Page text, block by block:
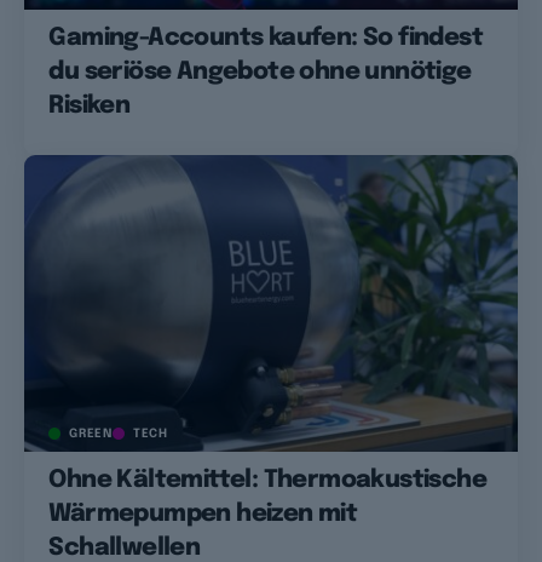
Gaming-Accounts kaufen: So findest
du seriöse Angebote ohne unnötige
Risiken
GREEN TECH
Ohne Kältemittel: Thermoakustische
Wärmepumpen heizen mit
Schallwellen